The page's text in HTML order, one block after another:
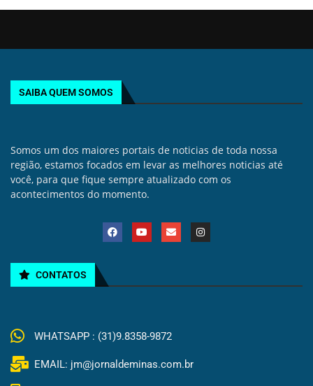
SAIBA QUEM SOMOS
Somos um dos maiores portais de noticias de toda nossa
região, estamos focados em levar as melhores noticias até
você, para que fique sempre atualizado com os
acontecimentos do momento.
CONTATOS
WHATSAPP : (31)9.8358-9872
EMAIL: jm@jornaldeminas.com.br